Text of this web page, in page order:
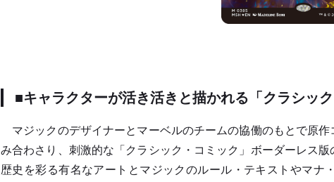
■キャラクターが活き活きと描かれる「クラシッ
マジックのデザイナーとマーベルのチームの協働のもとで原
み合わさり、刺激的な「クラシック・コミック」ボーダーレス
歴史を彩る有名なアートとマジックのルール・テキストやマナ